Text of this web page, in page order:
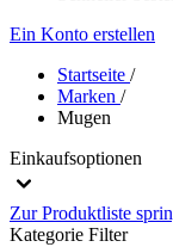
Ein Konto erstellen
Startseite /
Marken /
Mugen
Einkaufsoptionen
Zur Produktliste
Kategorie Filter